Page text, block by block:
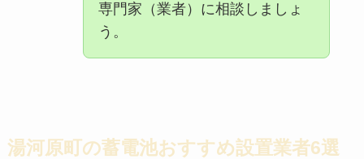
専門家（業者）に相談しましょ
う。
湯河原町の蓄電池おすすめ設置業者6選